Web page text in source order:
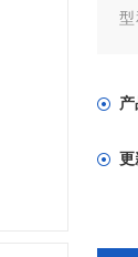
产